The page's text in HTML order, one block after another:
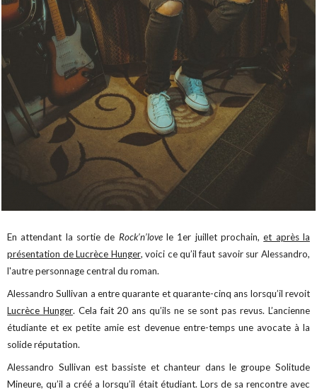
En attendant la sortie de Rock’n’love le 1er juillet prochain,et après la
présentation de Lucrèce Hunger, voici ce qu’il faut savoir sur Alessandro,
l'autre personnage central du roman.
Alessandro Sullivan a entre quarante et quarante-cinq ans lorsqu’il revoit
Lucrèce Hunger. Cela fait 20 ans qu’ils ne se sont pas revus. L’ancienne
étudiante et ex petite amie est devenue entre-temps une avocate à la
solide réputation.
Alessandro Sullivan est bassiste et chanteur dans le groupe Solitude
Mineure, qu’il a créé a lorsqu’il était étudiant. Lors de sa rencontre avec